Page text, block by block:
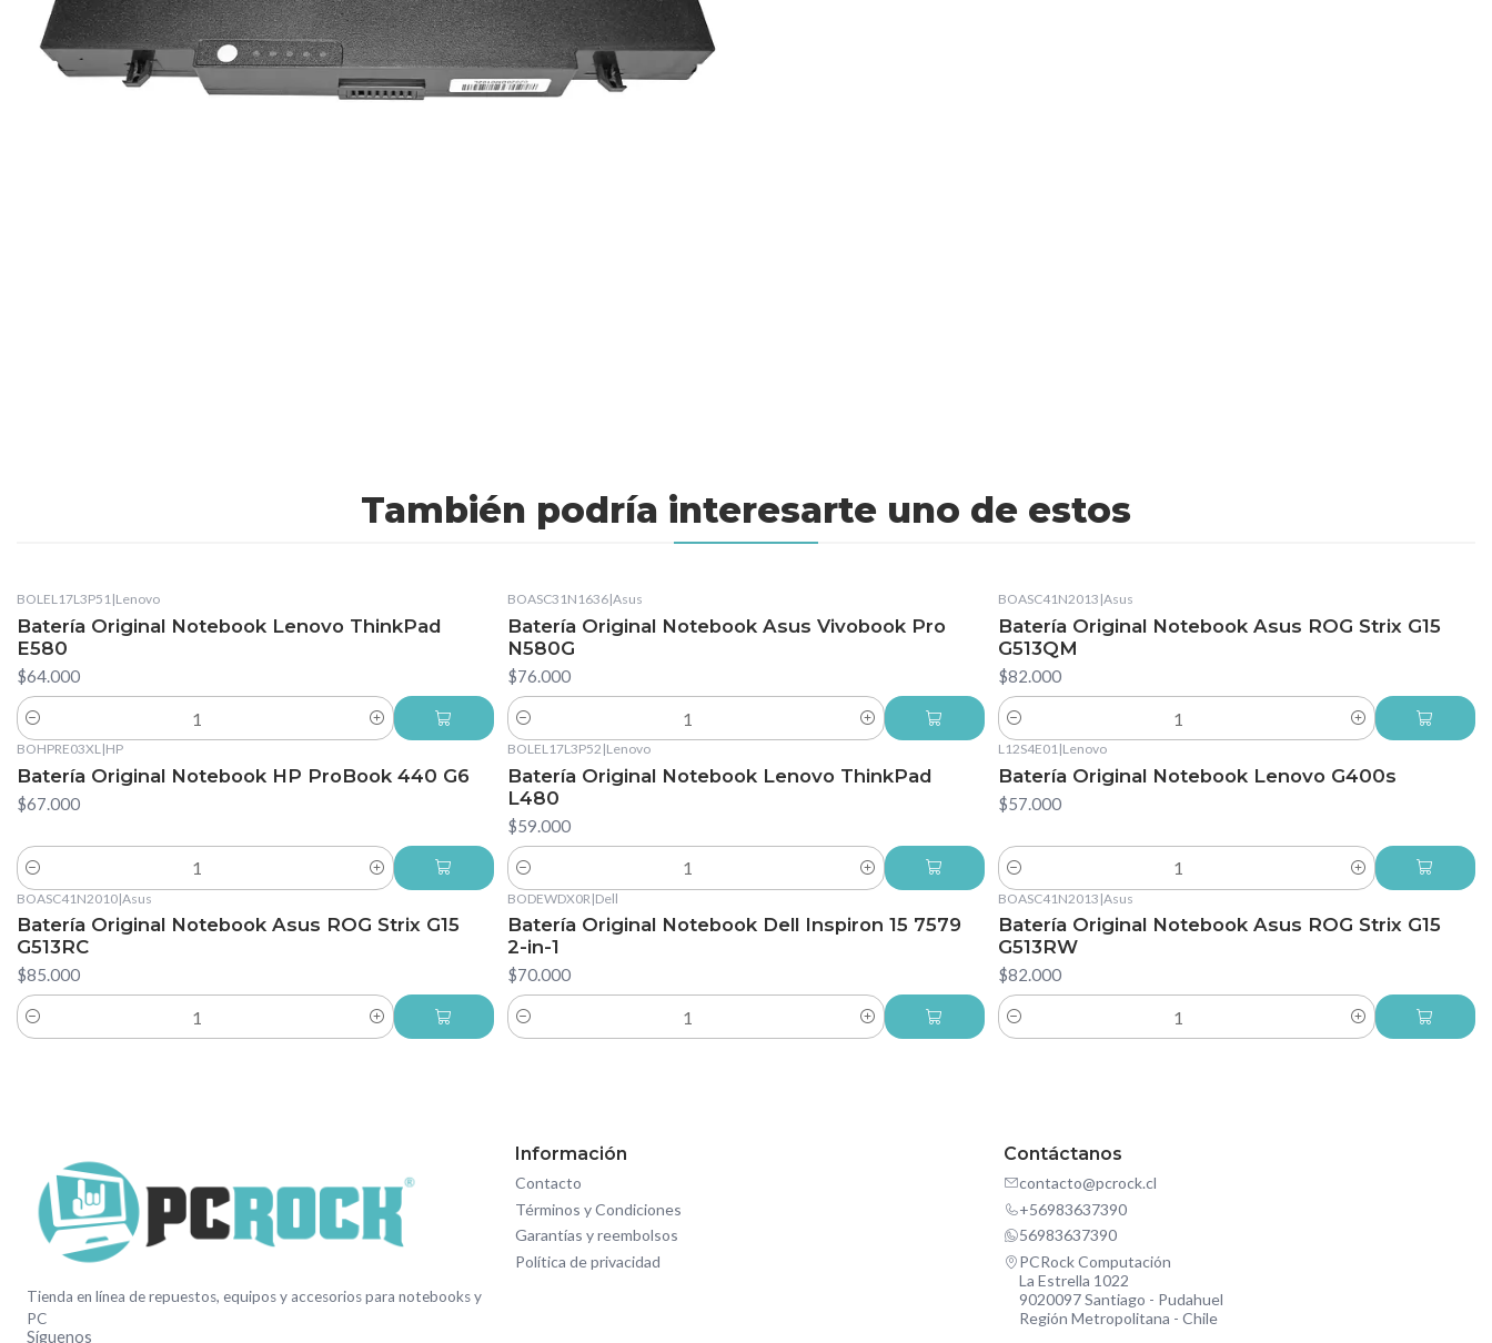
También podría interesarte uno de estos
BOLEL17L3P51|Lenovo
Batería Original Notebook Lenovo ThinkPad
E580
$64.000
Cantidad
BOASC31N1636|Asus
Batería Original Notebook Asus Vivobook Pro
N580G
$76.000
Cantidad
BOASC41N2013 |Asus
Batería Original Notebook Asus ROG Strix G15
G513QM
$82.000
Cantidad
BOHPRE03XL|HP
Batería Original Notebook HP ProBook 440 G6
$67.000
Cantidad
BOLEL17L3P52 |Lenovo
Batería Original Notebook Lenovo ThinkPad
L480
$59.000
Cantidad
L12S4E01|Lenovo
Batería Original Notebook Lenovo G400s
$57.000
Cantidad
BOASC41N2010|Asus
Batería Original Notebook Asus ROG Strix G15
G513RC
$85.000
Cantidad
BODEWDX0R |Dell
Batería Original Notebook Dell Inspiron 15 7579
2-in-1
$70.000
Cantidad
BOASC41N2013 |Asus
Batería Original Notebook Asus ROG Strix G15
G513RW
$82.000
Cantidad
Tienda en línea de repuestos, equipos y accesorios para notebooks y
PC
Síguenos
Información
Contacto
Términos y Condiciones
Garantías y reembolsos
Política de privacidad
Contáctanos
contacto@pcrock.cl
+56983637390
56983637390
PCRock Computación
La Estrella 1022
9020097 Santiago - Pudahuel
Región Metropolitana - Chile